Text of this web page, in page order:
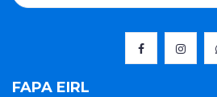
FAPA EIRL